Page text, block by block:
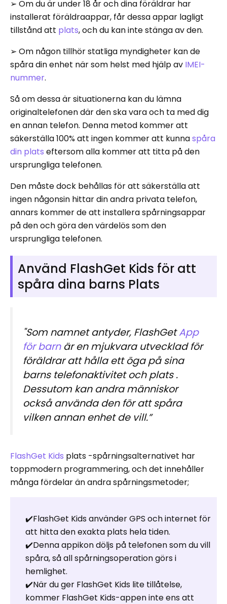
➢ Om du är under 18 år och dina föräldrar har
installerat föräldraappar, får dessa appar lagligt
tillstånd att plats, och du kan inte stänga av den.
➢ Om någon tillhör statliga myndigheter kan de
spåra din enhet när som helst med hjälp av IMEI-
nummer.
Så om dessa är situationerna kan du lämna
originaltelefonen där den ska vara och ta med dig
en annan telefon. Denna metod kommer att
säkerställa 100% att ingen kommer att kunnaspåra
din plats eftersom alla kommer att titta på den
ursprungliga telefonen.
Den måste dock behållas för att säkerställa att
ingen någonsin hittar din andra privata telefon,
annars kommer de att installera spårningsappar
på den och göra den värdelös som den
ursprungliga telefonen.
Använd FlashGet Kids för att
spåra dina barns Plats
"Som namnet antyder, FlashGetApp
för barnär en mjukvara utvecklad för
föräldrar att hålla ett öga på sina
barns telefonaktivitet och plats .
Dessutom kan andra människor
också använda den för att spåra
vilken annan enhet de vill.”
FlashGet Kids plats -spårningsalternativet har
toppmodern programmering, och det innehåller
många fördelar än andra spårningsmetoder;
✔️FlashGet Kids använder GPS och internet för
att hitta den exakta plats hela tiden.
✔️Denna appikon döljs på telefonen som du vill
spåra, så all spårningsoperation görs i
hemlighet.
✔️När du ger FlashGet Kids lite tillåtelse,
kommer FlashGet Kids-appen inte ens att